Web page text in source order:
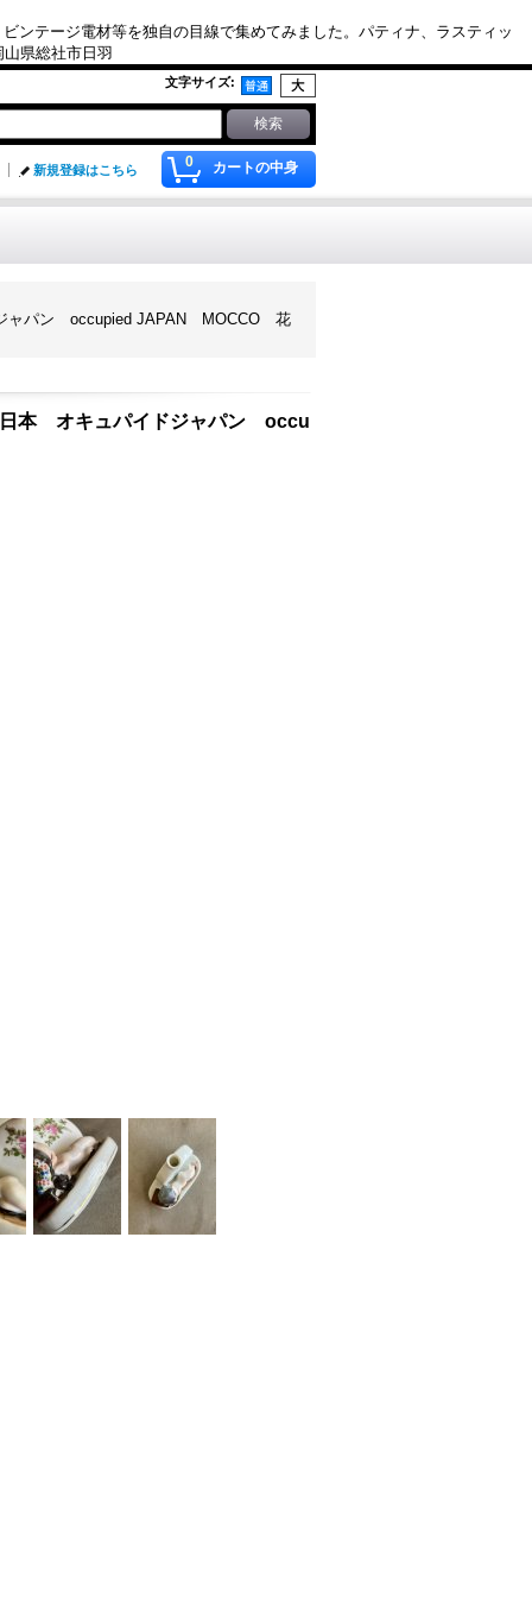
ンテージ電材等を独自の目線で集めてみました。パティナ、ラスティッ
県総社市日羽
文字サイズ:
0 カートの中身
新規登録はこちら
ャパン occupied JAPAN MOCCO 花
本 オキュパイドジャパン occu